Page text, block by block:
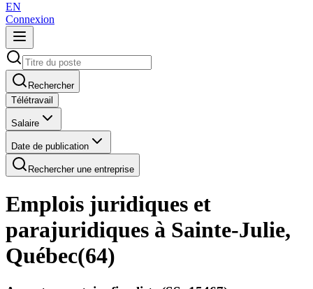
EN
Connexion
Rechercher
Télétravail
Salaire
Date de publication
Rechercher une entreprise
Emplois juridiques et
parajuridiques à Sainte-Julie,
Québec(64)